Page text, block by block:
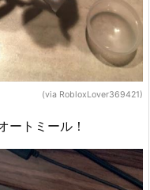
(via RobloxLover369421)
ートミール！